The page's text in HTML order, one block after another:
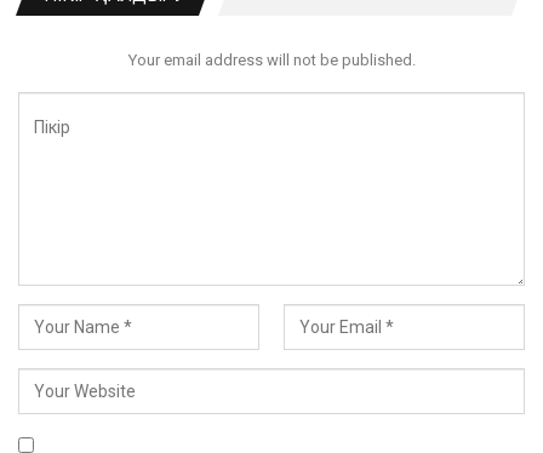
Your email address will not be published.